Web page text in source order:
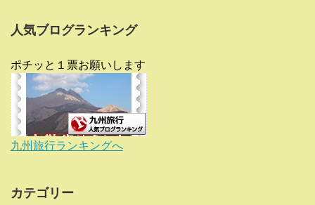
人気ブログランキング
ポチッと１票お願いします
九州旅行ランキングへ
カテゴリー